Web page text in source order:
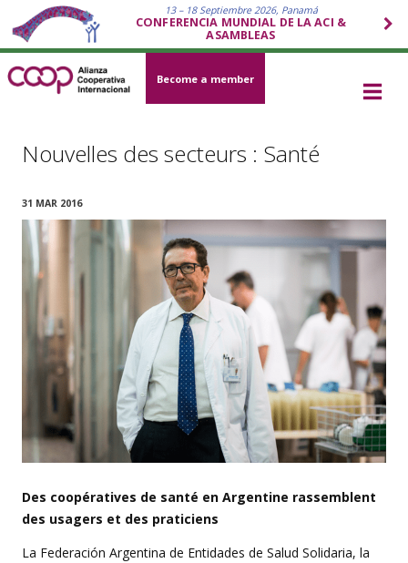
13 – 18 Septiembre 2026, Panamá
CONFERENCIA MUNDIAL DE LA ACI &
ASAMBLEAS
Become a member
Nouvelles des secteurs : Santé
31 MAR 2016
Des coopératives de santé en Argentine rassemblent
des usagers et des praticiens
La Federación Argentina de Entidades de Salud Solidaria, la